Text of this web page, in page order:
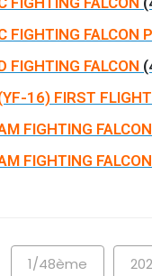
FIGHTING FALCON
FIGHTING FALCON
16) FIRST
FIGHTING FALCON
FIGHTING FALCON
1/48ème